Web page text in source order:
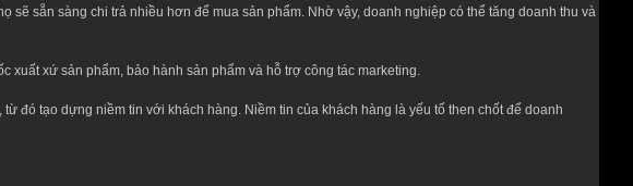
sẵn sàng chi trả nhiều hơn để mua sản phẩm. Nhờ vậy, doanh nghiệp có thể tăng doanh thu và
xuất xứ sản phẩm, bảo hành sản phẩm và hỗ trợ công tác marketing.
đó tạo dựng niềm tin với khách hàng. Niềm tin của khách hàng là yếu tố then chốt để doanh